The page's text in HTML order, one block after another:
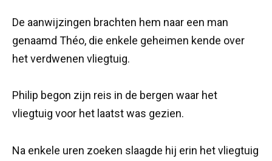
De aanwijzingen brachten hem naar een man
genaamd Théo, die enkele geheimen kende over
het verdwenen vliegtuig.
Philip begon zijn reis in de bergen waar het
vliegtuig voor het laatst was gezien.
Na enkele uren zoeken slaagde hij erin het vliegtuig